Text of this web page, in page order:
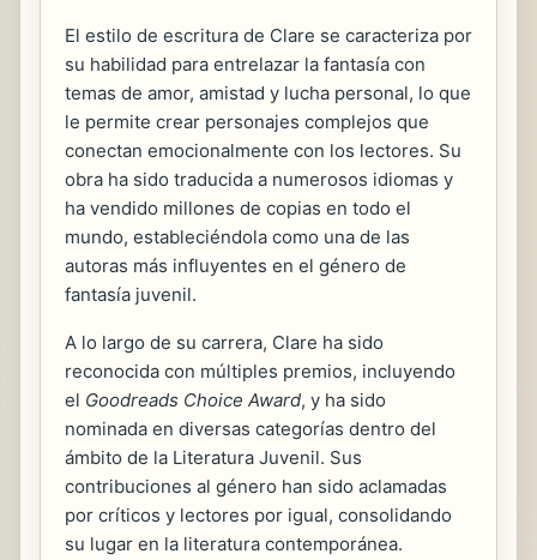
El estilo de escritura de Clare se caracteriza por
su habilidad para entrelazar la fantasía con
temas de amor, amistad y lucha personal, lo que
le permite crear personajes complejos que
conectan emocionalmente con los lectores. Su
obra ha sido traducida a numerosos idiomas y
ha vendido millones de copias en todo el
mundo, estableciéndola como una de las
autoras más influyentes en el género de
fantasía juvenil.
A lo largo de su carrera, Clare ha sido
reconocida con múltiples premios, incluyendo
el Goodreads Choice Award, y ha sido
nominada en diversas categorías dentro del
ámbito de la Literatura Juvenil. Sus
contribuciones al género han sido aclamadas
por críticos y lectores por igual, consolidando
su lugar en la literatura contemporánea.